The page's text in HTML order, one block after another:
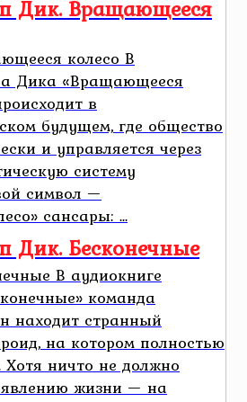
Дик. Вращающееся
колесо В
Дика «Вращающееся
в
будущем, где общество
и управляется через
систему
символ —
сансары: ...
Дик. Бесконечные
В аудиокниге
команда
находит странный
на котором полностью
Хотя ничто не должно
жизни — на